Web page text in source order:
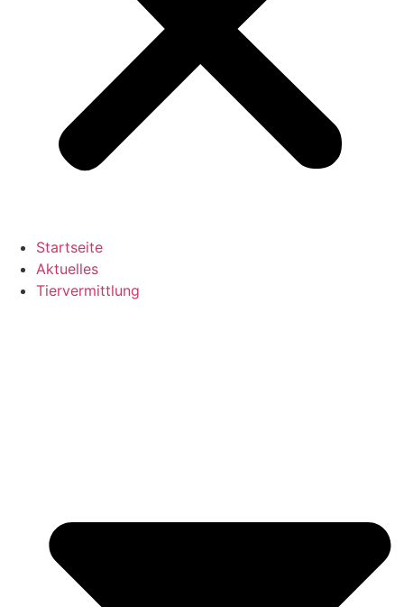
Startseite
Aktuelles
Tiervermittlung